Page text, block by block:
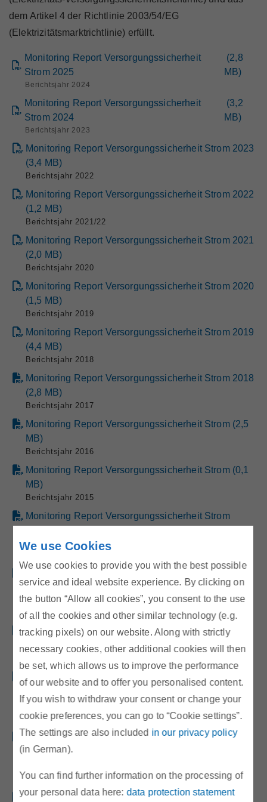
We use Cookies
We use cookies to provide you with the best possible
service and ideal website experience. By clicking on
the button “Allow all cookies”, you consent to the use
of all the cookies and other similar technology (e.g.
tracking pixels) on our website. Along with strictly
necessary cookies, other additional cookies will then
be set, which allows us to improve the performance
of our website and to offer you personalised content.
If you wish to withdraw your consent or change your
cookie preferences, you can go to “Cookie settings”.
The settings are also included in our privacy policy
(in German).
You can find further information on the processing of
your personal data here:data protection statement
Marktteilnehmer
Über Uns
dem Artikel 4 der Richtlinie 2003/54/EG
(Elektrizitätsmarktrichtlinie) erfüllt.
Monitoring Report Versorgungssicherheit
Strom 2025
(2,8
MB)
Berichtsjahr 2024
Monitoring Report Versorgungssicherheit
Strom 2024
(3,2
MB)
Berichtsjahr 2023
Monitoring Report Versorgungssicherheit Strom 2023
(3,4 MB)
Berichtsjahr 2022
Monitoring Report Versorgungssicherheit Strom 2022
(1,2 MB)
Berichtsjahr 2021/22
Monitoring Report Versorgungssicherheit Strom 2021
(2,0 MB)
Berichtsjahr 2020
Monitoring Report Versorgungssicherheit Strom 2020
(1,5 MB)
Berichtsjahr 2019
Monitoring Report Versorgungssicherheit Strom 2019
(4,4 MB)
Berichtsjahr 2018
Monitoring Report Versorgungssicherheit Strom 2018
(2,8 MB)
Berichtsjahr 2017
Monitoring Report Versorgungssicherheit Strom (2,5
MB)
Berichtsjahr 2016
Monitoring Report Versorgungssicherheit Strom (0,1
MB)
Berichtsjahr 2015
Monitoring Report Versorgungssicherheit Strom
Herunterladen:2014-10-23_Monitoring Report.pdf
Monitoring Report Versorgungssicherheit Strom
Oktober 2013
Herunterladen:2013-10-22_Monitoring Report.pdf(386,30
kB)
Monitoring Report Versorgungssicherheit Strom
Oktober 2012
Monitoring Report Versorgungssicherheit Strom
Publiziert Oktober 2011
Herunterladen:Monitoring Report_clean.pdf(805,90 kB)
Monitoring Report Strom 2008
Die Versorgungssicherheit am österreichischen
Herunterladen:Monitoring_2018v2.pdf(1.155,20 kB)
Monitoring Report Strom 2007